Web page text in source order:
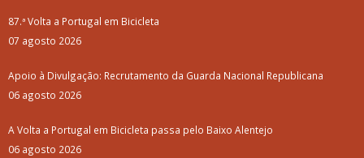
87.ª Volta a Portugal em Bicicleta
07 agosto 2026
Apoio à Divulgação: Recrutamento da Guarda Nacional Republicana
06 agosto 2026
A Volta a Portugal em Bicicleta passa pelo Baixo Alentejo
06 agosto 2026